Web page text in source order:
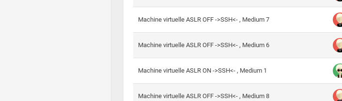
Machine virtuelle ASLR OFF ->SSH<- , Medium 7
Machine virtuelle ASLR OFF ->SSH<- , Medium 6
Machine virtuelle ASLR ON ->SSH<- , Medium 1
Machine virtuelle ASLR OFF ->SSH<- , Medium 8